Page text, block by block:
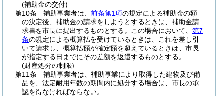
(補助金の交付)
第10条
補助事業者は、 前条第1項の規定による補助金の額
の決定後、補助金の請求をしようとするときは、補助金請
求書を市長に提出するものとする。
この場合において、 第7
条の規定による概算払を受けているときは、これを差し引
いて請求し、概算払額が確定額を超えているときは、市長
が指定する日までにその差額を返還するものとする。
(財産処分の制限)
第11条
補助事業者は、補助事業により取得した建物及び備
品を、法定耐用年数の期間内に処分する場合は、市長の承
認を得なければならない。